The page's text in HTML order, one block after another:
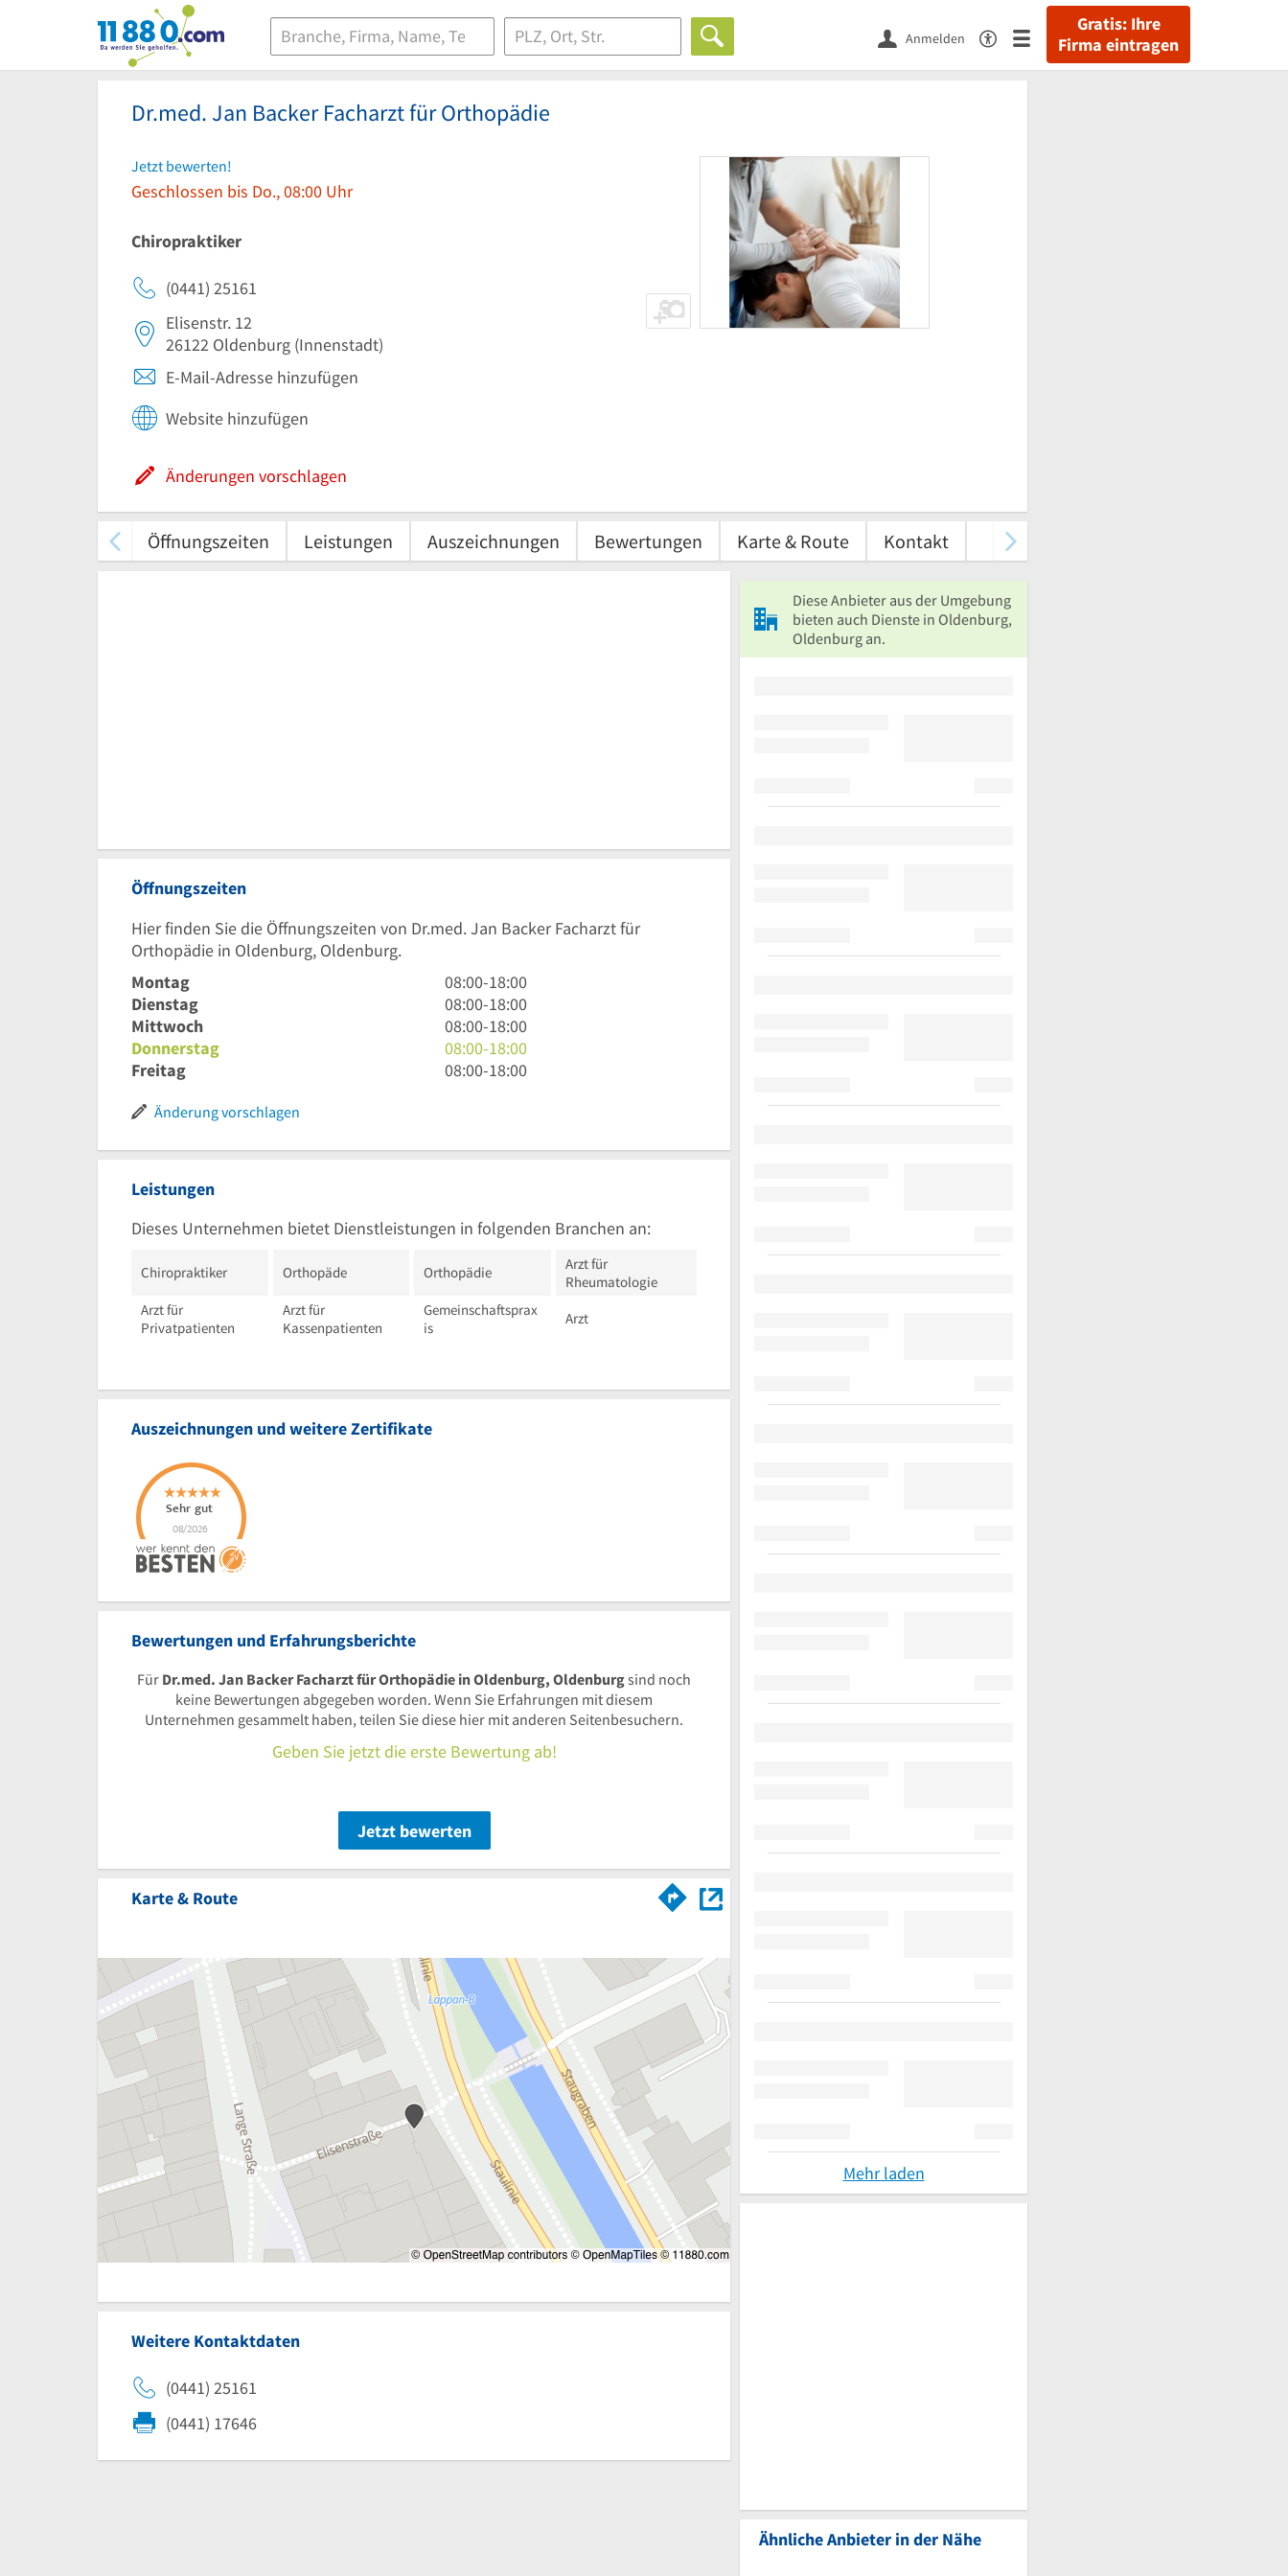
11880.com
Gratis: Ihre
Firma eintragen
Anmelden
Dr.med. Jan Backer Facharzt für Orthopädie
Jetzt bewerten!
Geschlossen bis Do., 08:00 Uhr
Chiropraktiker
(0441) 25161
Elisenstr. 12
26122 Oldenburg (Innenstadt)
E-Mail-Adresse hinzufügen
Website hinzufügen
Änderungen vorschlagen
Öffnungszeiten Leistungen Auszeichnungen Bewertungen Karte & Route Kontakt
Öffnungszeiten
Hier finden Sie die Öffnungszeiten von Dr.med. Jan Backer Facharzt für
Orthopädie in Oldenburg, Oldenburg.
Montag
8
Uhr
bis
18
Uhr
08:00-18:00
Dienstag
8
Uhr
bis
18
08:00-18:00
Mittwoch
8
Uhr
bis
08:00-18:00
Donnerstag
8
Uhr
08:00-18:00
Freitag
8
Uhr
08:00-18:00
Änderung vorschlagen
Leistungen
Dieses Unternehmen bietet Dienstleistungen in folgenden Branchen an:
Chiropraktiker Orthopäde Orthopädie
Arzt für
Rheumatologie
Arzt für
Privatpatienten
Arzt für
Kassenpatienten
Gemeinschaftsprax
is
Arzt
Auszeichnungen und weitere Zertifikate
Bewertungen und Erfahrungsberichte
Für Dr.med. Jan Backer Facharzt für Orthopädie in Oldenburg, Oldenburgsind noch
keine Bewertungen abgegeben worden. Wenn Sie Erfahrungen mit diesem
Unternehmen gesammelt haben, teilen Sie diese hier mit anderen Seitenbesuchern.
Geben Sie jetzt die erste Bewertung ab!
Jetzt bewerten
Karte & Route
Weitere Kontaktdaten
(0441) 25161
(0441) 17646
Diese Anbieter aus der Umgebung
bieten auch Dienste in Oldenburg,
Oldenburg an.
Mehr laden
Ähnliche Anbieter in der Nähe